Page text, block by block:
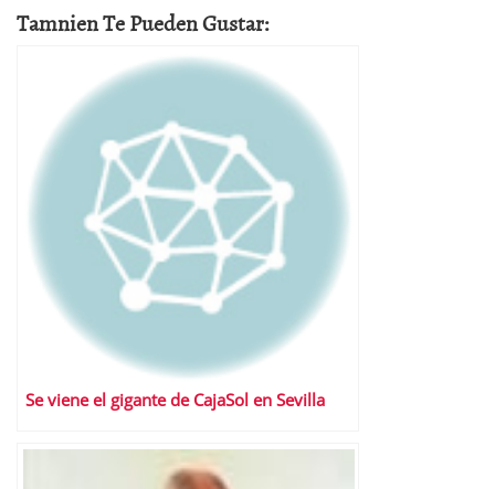
Tamnien Te Pueden Gustar:
Se viene el gigante de CajaSol en Sevilla